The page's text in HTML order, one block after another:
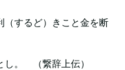
（するど）きこと金を断
し。 （繋辞上伝）